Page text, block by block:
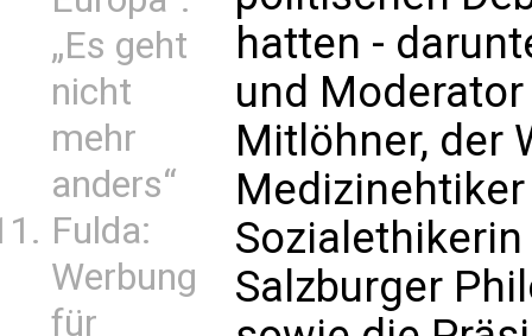
„Es geht
nicht
mehr
anders“
Fulda:
Werbung
für
hatten -
und
Mitlöhner, der
Salzburger